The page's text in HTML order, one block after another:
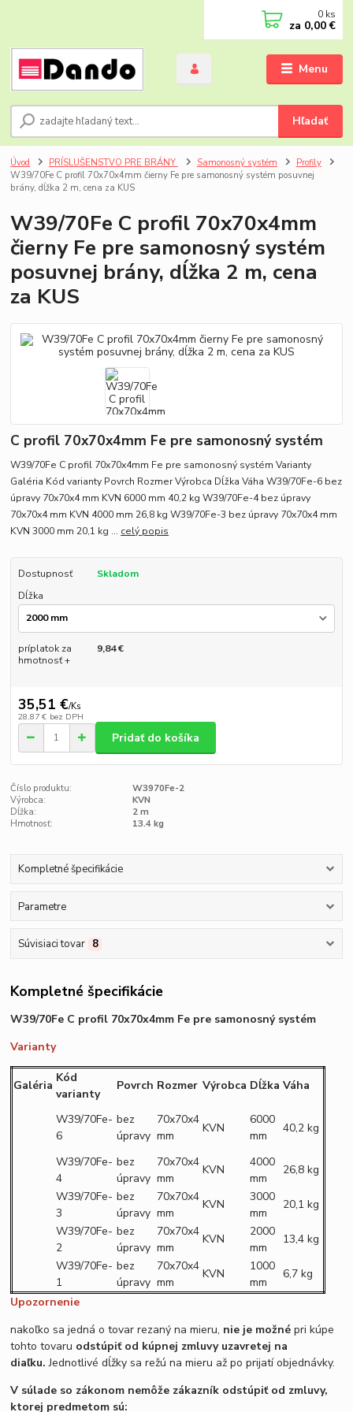
Menu
Hľadať
0 ks
za 0,00 €
Úvod PRÍSLUŠENSTVO PRE BRÁNY Samonosný systém
Profily
W39/70Fe C profil 70x70x4mm čierny Fe pre samonosný systém posuvnej
brány, dĺžka 2 m, cena za KUS
W39/70Fe C profil 70x70x4mm
čierny Fe pre samonosný systém
posuvnej brány, dĺžka 2 m, cena
za KUS
C profil 70x70x4mm Fe pre samonosný systém
W39/70Fe C profil 70x70x4mm Fe pre samonosný systém Varianty
Galéria Kód varianty Povrch Rozmer Výrobca Dĺžka Váha W39/70Fe-6 bez
úpravy 70x70x4 mm KVN 6000 mm 40,2 kg W39/70Fe-4 bez úpravy
70x70x4 mm KVN 4000 mm 26,8 kg W39/70Fe-3 bez úpravy 70x70x4 mm
KVN 3000 mm 20,1 kg ... celý popis
Dostupnosť
Skladom
Dĺžka
príplatok za
hmotnosť +
9,84 €
35,51 €/Ks
28,87 € bez DPH
Pridať do košíka
Číslo produktu:
W3970Fe-2
Výrobca:
KVN
Dĺžka:
2 m
Hmotnosť:
13.4 kg
Kompletné špecifikácie
Parametre
Súvisiaci tovar 8
Kompletné špecifikácie
W39/70Fe C profil 70x70x4mm Fe pre samonosný systém
Varianty
Galéria
Kód
varianty
Povrch Rozmer Výrobca Dĺžka Váha
W39/70Fe-
6
bez
úpravy
70x70x4
mm
KVN
6000
mm
40,2 kg
W39/70Fe-
4
bez
úpravy
70x70x4
mm
KVN
4000
mm
26,8 kg
W39/70Fe-
3
bez
úpravy
70x70x4
mm
KVN
3000
mm
20,1 kg
W39/70Fe-
2
bez
úpravy
70x70x4
mm
KVN
2000
mm
13,4 kg
W39/70Fe-
1
bez
úpravy
70x70x4
mm
KVN
1000
mm
6,7 kg
Upozornenie
nakoľko sa jedná o tovar rezaný na mieru, nie je možné pri kúpe
tohto tovaru odstúpiť od kúpnej zmluvy uzavretej na
diaľku.Jednotlivé dĺžky sa režú na mieru až po prijatí objednávky.
V súlade so zákonom nemôže zákazník odstúpiť od zmluvy,
ktorej predmetom sú: